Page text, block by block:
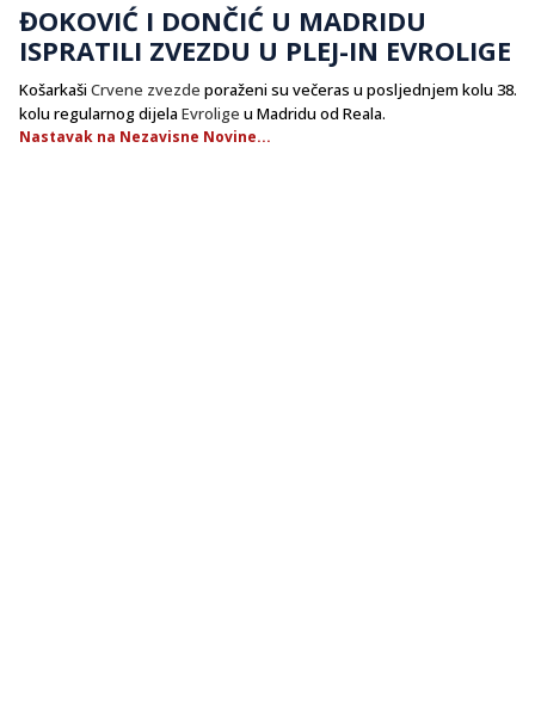
ĐOKOVIĆ I DONČIĆ U MADRIDU
ISPRATILI ZVEZDU U PLEJ-IN EVROLIGE
Košarkaši Crvene zvezde poraženi su večeras u posljednjem kolu 38.
kolu regularnog dijela Evrolige u Madridu od Reala.
Nastavak na Nezavisne Novine...